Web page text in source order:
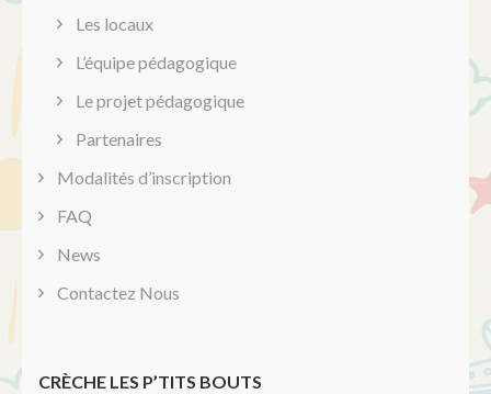
Les locaux
L’équipe pédagogique
Le projet pédagogique
Partenaires
Modalités d’inscription
FAQ
News
Contactez Nous
CRÈCHE LES P’TITS BOUTS